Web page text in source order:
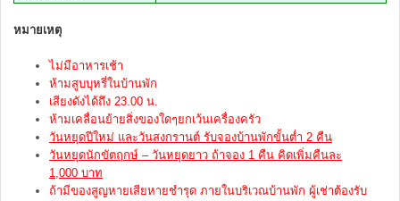
หมายเหตุ
ไม่มีอาหารเช้า
ห้ามสูบบุหรี่ในบ้านพัก
เสียงดังได้ถึง 23.00 น.
ห้ามเคลื่อนย้ายสิ่งของใดๆยกเว้นเครื่องครัว
วันหยุดปีใหม่ และวันสงกรานต์ รับจองบ้านพักขั้นต่ำ 2 คืน
วันหยุดนักขัตฤกษ์ – วันหยุดยาว ถ้าจอง 1 คืน คิดเพิ่มคืนละ
1,000 บาท
ถ้ามีของสูญหายเสียหายชำรุด ภายในบริเวณบ้านพัก ผู้เช่าต้องรับ